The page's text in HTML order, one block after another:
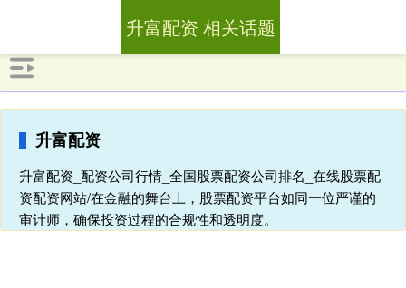
升富配资
升富配资_配资公司行情_全国股票配资公司排名_在线股票配
资配资网站/在金融的舞台上，股票配资平台如同一位严谨的
审计师，确保投资过程的合规性和透明度。
升富配资 相关话题